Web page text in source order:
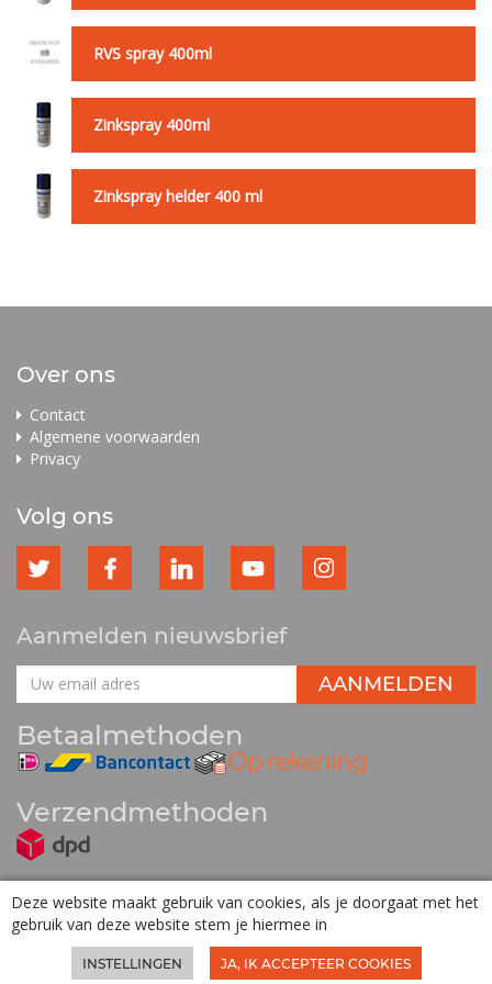
Deze website maakt gebruik van cookies, als je doorgaat met het
gebruik van deze website stem je hiermee in
RVS spray 400ml
Zinkspray 400ml
Zinkspray helder 400 ml
Over ons
Contact
Algemene voorwaarden
Privacy
Volg ons
Aanmelden nieuwsbrief
Betaalmethoden
Verzendmethoden
Powered by Utilize Business Solutions BV